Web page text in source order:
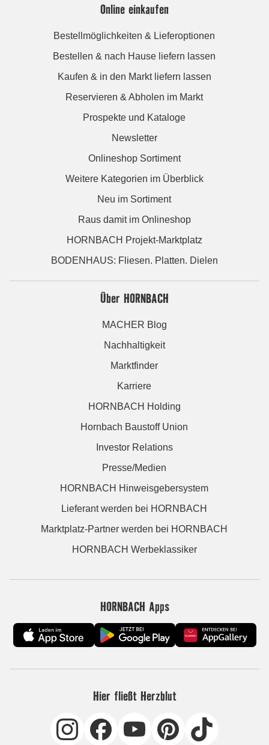
Online einkaufen
Bestellmöglichkeiten & Lieferoptionen
Bestellen & nach Hause liefern lassen
Kaufen & in den Markt liefern lassen
Reservieren & Abholen im Markt
Prospekte und Kataloge
Newsletter
Onlineshop Sortiment
Weitere Kategorien im Überblick
Neu im Sortiment
Raus damit im Onlineshop
HORNBACH Projekt-Marktplatz
BODENHAUS: Fliesen. Platten. Dielen
Über HORNBACH
MACHER Blog
Nachhaltigkeit
Marktfinder
Karriere
HORNBACH Holding
Hornbach Baustoff Union
Investor Relations
Presse/Medien
HORNBACH Hinweisgebersystem
Lieferant werden bei HORNBACH
Marktplatz-Partner werden bei HORNBACH
HORNBACH Werbeklassiker
HORNBACH Apps
Hier fließt Herzblut